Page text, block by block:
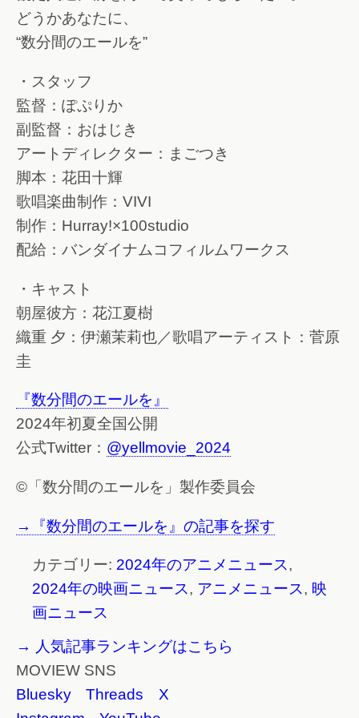
どうかあなたに、
“数分間のエールを”
・スタッフ
監督：ぽぷりか
副監督：おはじき
アートディレクター：まごつき
脚本：花田十輝
歌唱楽曲制作：VIVI
制作：Hurray!×100studio
配給：バンダイナムコフィルムワークス
・キャスト
朝屋彼方：花江夏樹
織重 夕：伊瀬茉莉也／歌唱アーティスト：菅原
圭
『数分間のエールを』
2024年初夏全国公開
公式Twitter： @yellmovie_2024
©「数分間のエールを」製作委員会
→『数分間のエールを』の記事を探す
カテゴリー: 2024年のアニメニュース,
2024年の映画ニュース, アニメニュース, 映
画ニュース
→ 人気記事ランキングはこちら
MOVIEW SNS
Bluesky
Threads
X